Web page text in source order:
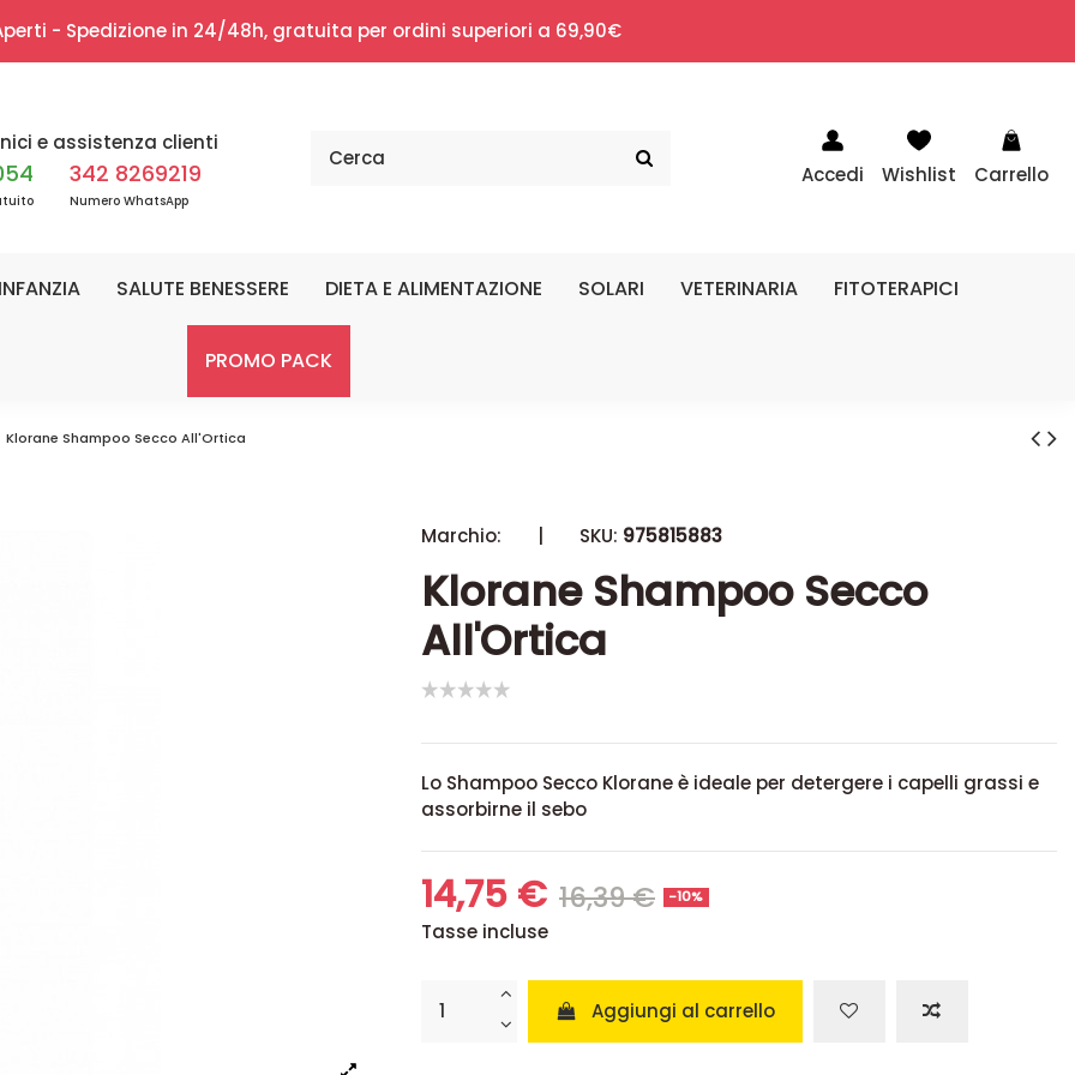
- Spedizione in 24/48h, gratuita per ordini superiori a 69,90€
e assistenza clienti
342 8269219
Numero WhatsApp
Accedi Wishlist Carrello
SALUTE BENESSERE DIETA E ALIMENTAZIONE SOLARI VETERINARIA FITOTERAPICI
PROMO PACK
Klorane Shampoo Secco All'Ortica
Marchio: | SKU: 975815883
Klorane Shampoo Secco
All'Ortica
Lo Shampoo Secco Klorane è ideale per detergere i capelli grassi e
assorbirne il sebo
14,75 € 16,39 € -10%
Tasse incluse
Aggiungi al carrello